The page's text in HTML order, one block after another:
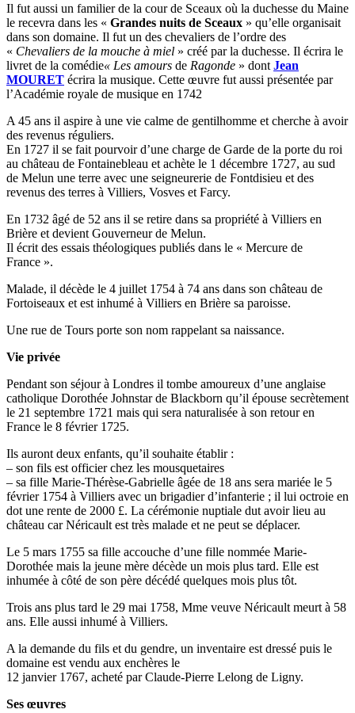
Il fut aussi un familier de la cour de Sceaux où la duchesse du Maine
le recevra dans les « Grandes nuits de Sceaux » qu’elle organisait
dans son domaine. Il fut un des chevaliers de l’ordre des
« Chevaliers de la mouche à miel » créé par la duchesse. Il écrira le
livret de la comédie« Les amours de Ragonde » dont Jean
MOURET écrira la musique. Cette œuvre fut aussi présentée par
l’Académie royale de musique en 1742
A 45 ans il aspire à une vie calme de gentilhomme et cherche à avoir
des revenus réguliers.
En 1727 il se fait pourvoir d’une charge de Garde de la porte du roi
au château de Fontainebleau et achète le 1 décembre 1727, au sud
de Melun une terre avec une seigneurerie de Fontdisieu et des
revenus des terres à Villiers, Vosves et Farcy.
En 1732 âgé de 52 ans il se retire dans sa propriété à Villiers en
Brière et devient Gouverneur de Melun.
Il écrit des essais théologiques publiés dans le « Mercure de
France ».
Malade, il décède le 4 juillet 1754 à 74 ans dans son château de
Fortoiseaux et est inhumé à Villiers en Brière sa paroisse.
Une rue de Tours porte son nom rappelant sa naissance.
Vie privée
Pendant son séjour à Londres il tombe amoureux d’une anglaise
catholique Dorothée Johnstar de Blackborn qu’il épouse secrètement
le 21 septembre 1721 mais qui sera naturalisée à son retour en
France le 8 février 1725.
Ils auront deux enfants, qu’il souhaite établir :
– son fils est officier chez les mousquetaires
– sa fille Marie-Thérèse-Gabrielle âgée de 18 ans sera mariée le 5
février 1754 à Villiers avec un brigadier d’infanterie ; il lui octroie en
dot une rente de 2000 £. La cérémonie nuptiale dut avoir lieu au
château car Néricault est très malade et ne peut se déplacer.
Le 5 mars 1755 sa fille accouche d’une fille nommée Marie-
Dorothée mais la jeune mère décède un mois plus tard. Elle est
inhumée à côté de son père décédé quelques mois plus tôt.
Trois ans plus tard le 29 mai 1758, Mme veuve Néricault meurt à 58
ans. Elle aussi inhumé à Villiers.
A la demande du fils et du gendre, un inventaire est dressé puis le
domaine est vendu aux enchères le
12 janvier 1767, acheté par Claude-Pierre Lelong de Ligny.
Ses œuvres